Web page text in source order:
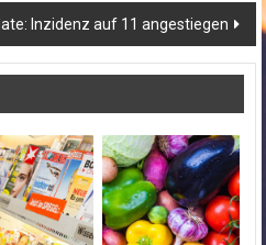
Inzidenz auf 11 angestiegen